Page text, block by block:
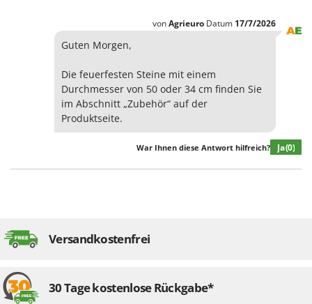
Titania
Tre Spade
Trev - Abrek - TecnoVIR
Trotec
U
V
Verdemax
Volpi
vonAgrieuro Datum 17/7/2026
Guten Morgen,
Die feuerfesten Steine mit einem
Durchmesser von 50 oder 34 cm finden Sie
im Abschnitt „Zubehör“ auf der
Produktseite.
War Ihnen diese Antwort hilfreich? Ja(0)
Versandkostenfrei
30 Tage kostenlose Rückgabe*